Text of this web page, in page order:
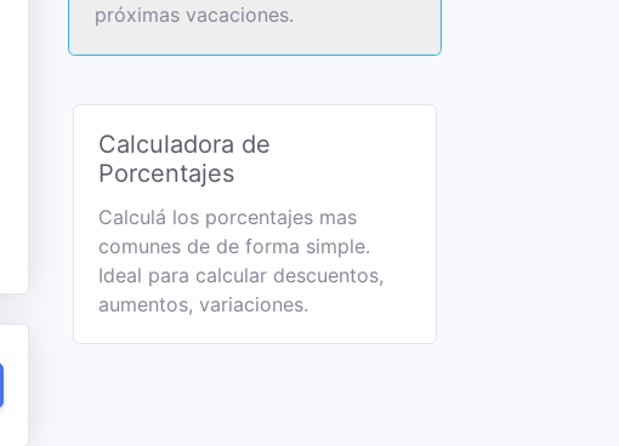
próximas vacaciones.
Calculadora de
Porcentajes
Calculá los porcentajes mas
comunes de de forma simple.
Ideal para calcular descuentos,
aumentos, variaciones.